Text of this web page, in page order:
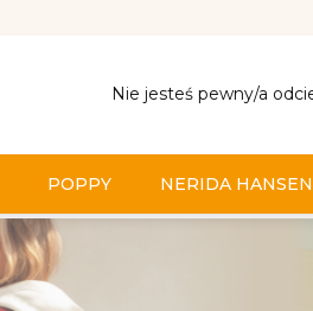
Nie jesteś pewny/a
POPPY NERIDA HANSEN